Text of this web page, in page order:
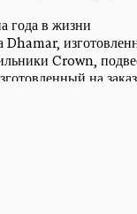
года в жизни
Dhamar,
Crown,
на